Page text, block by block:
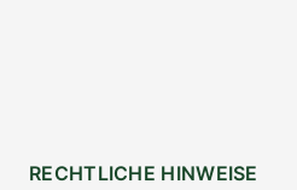
RECHTLICHE HINWEISE